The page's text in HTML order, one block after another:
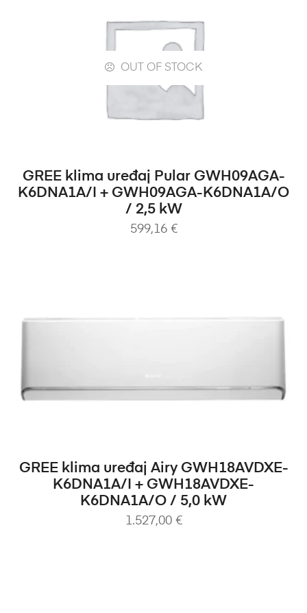
OUT OF STOCK
PROČITAJ VIŠE
GREE klima uređaj Pular GWH09AGA-
K6DNA1A/I + GWH09AGA-K6DNA1A/O
/ 2,5 kW
599,16 €
DODAJ U KOŠARICU
GREE klima uređaj Airy GWH18AVDXE-
K6DNA1A/I + GWH18AVDXE-
K6DNA1A/O / 5,0 kW
1.527,00 €